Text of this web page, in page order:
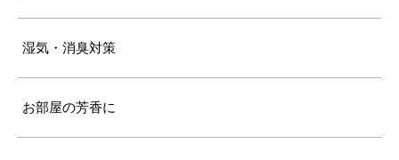
湿気・消臭対策
お部屋の芳香に